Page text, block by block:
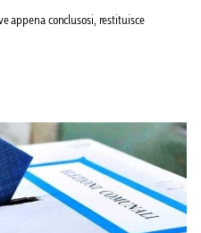
appena conclusosi, restituisce